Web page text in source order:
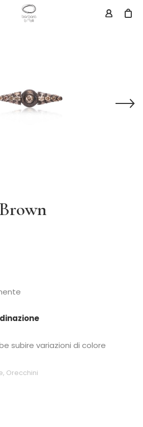
subire variazioni di colore
, Orecchini